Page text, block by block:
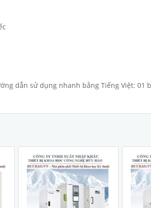
dẫn sử dụng nhanh bằng Tiếng Việt: 01